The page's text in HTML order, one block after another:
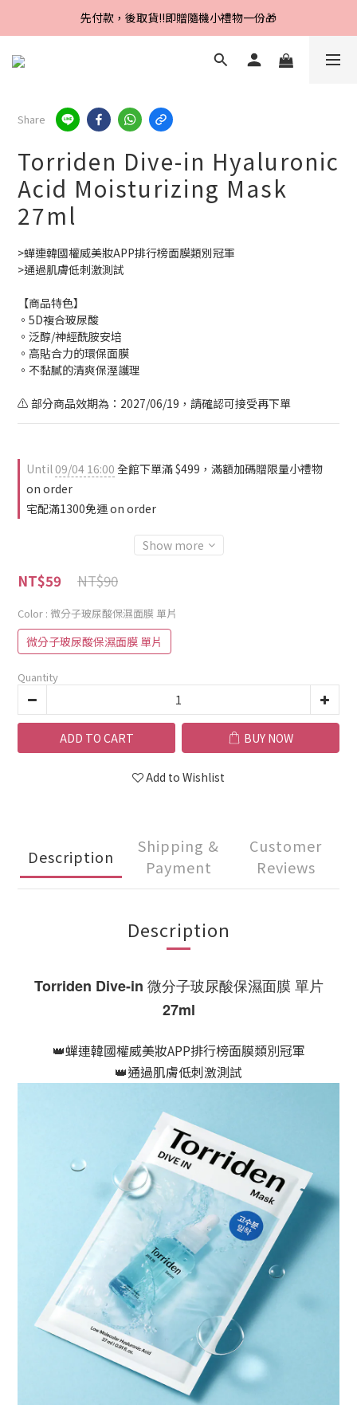
Line好友招募中，首購、回購皆贈100元
先付款，後取貨‼️即贈隨機小禮物一份🎁
Line好友招募中，首購、回購皆贈100元
Share
Torriden Dive-in Hyaluronic
Acid Moisturizing Mask
27ml
>蟬連韓國權威美妝APP排行榜面膜類別冠軍
>通過肌膚低刺激測試
【商品特色】
。5D複合玻尿酸
。泛醇/神經酰胺安培
。高貼合力的環保面膜
。不黏膩的清爽保溼護理
⚠️ 部分商品效期為：2027/06/19，請確認可接受再下單
Until09/04 16:00 全館下單滿 $499，滿額加碼贈限量小禮物
on order
宅配滿1300免運 on order
Show more
NT$90
NT$59
Color : 微分子玻尿酸保濕面膜 單片
微分子玻尿酸保濕面膜 單片
Quantity
ADD TO CART BUY NOW
Add to Wishlist
Description
Shipping &
Payment
Customer
Reviews
Description
Torriden Dive-in 微分子玻尿酸保濕面膜 單片
27ml
👑蟬連韓國權威美妝APP排行榜面膜類別冠軍
👑通過肌膚低刺激測試